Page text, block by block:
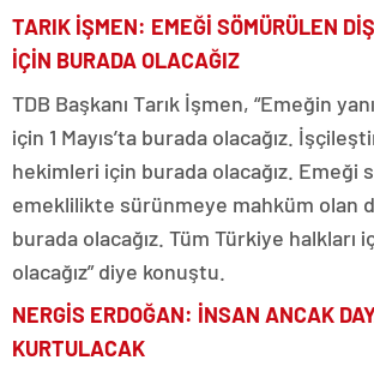
TARIK İŞMEN: EMEĞİ SÖMÜRÜLEN
İÇİN BURADA OLACAĞIZ
TDB Başkanı Tarık İşmen, “Emeğin
için 1 Mayıs’ta burada olacağız.
hekimleri için burada olacağız. Emeği
emeklilikte sürünmeye mahküm olan
burada olacağız. Tüm Türkiye halkları
olacağız” diye konuştu.
NERGİS ERDOĞAN: İNSAN ANCAK
KURTULACAK